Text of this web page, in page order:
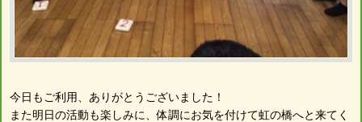
今日もご利用、ありがとうございました！
また明日の活動も楽しみに、体調にお気を付けて虹の橋へと来てく